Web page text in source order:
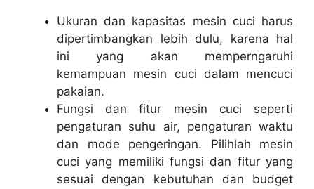
Ukuran dan kapasitas mesin cuci harus
dipertimbangkan lebih dulu, karena hal
ini yang akan memperngaruhi
kemampuan mesin cuci dalam mencuci
pakaian.
Fungsi dan fitur mesin cuci seperti
pengaturan suhu air, pengaturan waktu
dan mode pengeringan. Pilihlah mesin
cuci yang memiliki fungsi dan fitur yang
sesuai dengan kebutuhan dan budget